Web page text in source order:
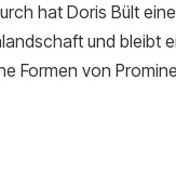
hat Doris Bült
und bleibt
Formen von